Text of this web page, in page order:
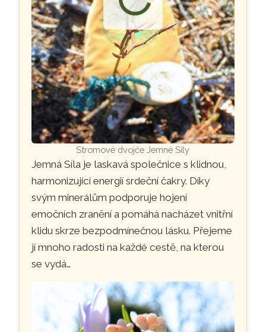
Stromové dvojče Jemné Síly
Jemná Síla je laskavá společnice s klidnou,
harmonizující energií srdeční čakry. Díky
svým minerálům podporuje hojení
emočních zranění a pomáhá nacházet vnitřní
klidu skrze bezpodmínečnou lásku. Přejeme
jí mnoho radosti na každé cestě, na kterou
se vydá…